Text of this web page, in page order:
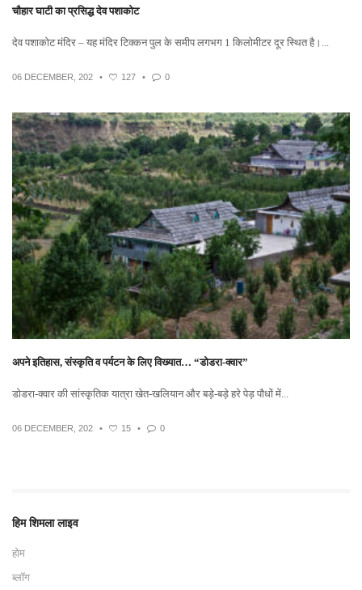
चौहार घाटी का प्रसिद्ध देव पशाकोट
देव पशाकोट मंदिर – यह मंदिर टिक्कन पुल के समीप लगभग 1 किलोमीटर दूर स्थित है।...
06 DECEMBER, 202 • 127 • 0
अपने इतिहास, संस्कृति व पर्यटन के लिए विख्यात… “डोडरा-क्वार”
डोडरा-क्वार की सांस्कृतिक यात्रा खेत-खलियान और बड़े-बड़े हरे पेड़ पौधों में...
06 DECEMBER, 202 • 15 • 0
हिम शिमला लाइव
होम
ब्लॉग